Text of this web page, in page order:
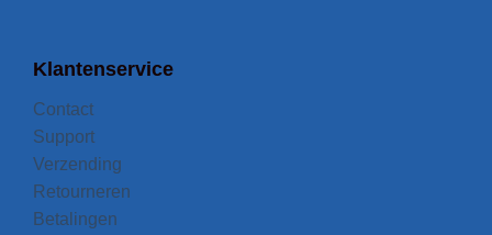
Klantenservice
Contact
Support
Verzending
Retourneren
Betalingen